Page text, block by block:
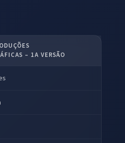
– 1A VERSÃO